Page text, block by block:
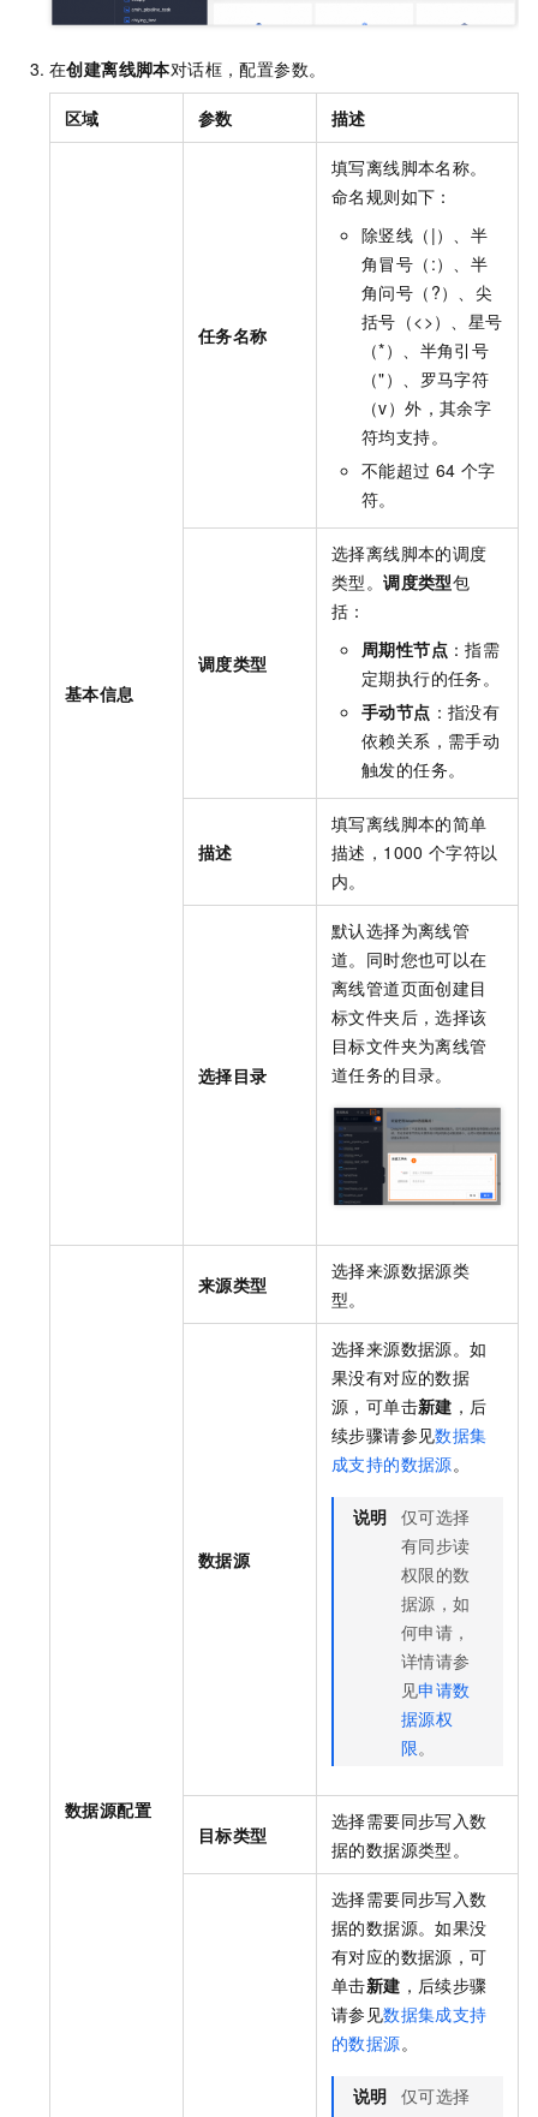
在创建离线脚本对话框，配置参数。
区域 参数 描述
基本信息
任务名称
填写离线脚本名称。
命名规则如下：
除竖线（|）、半
角冒号（:）、半
角问号（?）、尖
括号（<>）、星号
（*）、半角引号
（"）、罗马字符
（v）外，其余字
符均支持。
不能超过 64 个字
符。
调度类型
选择离线脚本的调度
类型。调度类型包
括：
周期性节点 ：指需
定期执行的任务。
手动节点 ：指没有
依赖关系，需手动
触发的任务。
描述
填写离线脚本的简单
描述，1000 个字符以
内。
选择目录
默认选择为离线管
道。同时您也可以在
离线管道页面创建目
标文件夹后，选择该
目标文件夹为离线管
道任务的目录。
数据源配置
来源类型
选择来源数据源类
型。
数据源
选择来源数据源。如
果没有对应的数据
源，可单击新建 ，后
续步骤请参见数据集
成支持的数据源。
说明 仅可选择
有同步读
权限的数
据源，如
何申请，
详情请参
见申请数
据源权
限。
目标类型
选择需要同步写入数
据的数据源类型。
选择需要同步写入数
据的数据源。如果没
有对应的数据源，可
单击新建 ，后续步骤
请参见数据集成支持
的数据源。
说明 仅可选择